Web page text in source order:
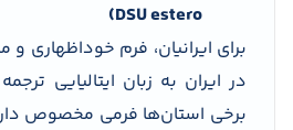
DSU estero)
برای ایرانیان، فرم خوداظهاری و
در ایران به زبان ایتالیایی
برخی استان‌ها فرمی مخصوص